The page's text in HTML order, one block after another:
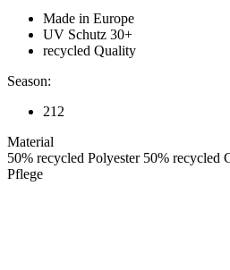
Made in Europe
UV Schutz 30+
recycled Quality
Season:
212
Material
50% recycled Polyester 50% recycled
Pflege